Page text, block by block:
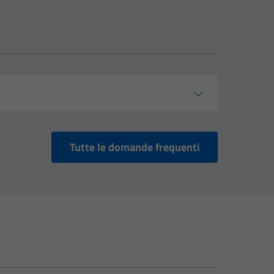
Tutte le domande frequenti